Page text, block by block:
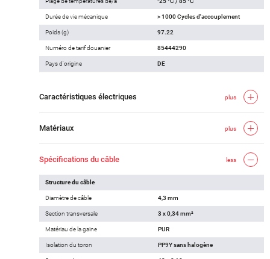
Durée de vie mécanique > 1000 Cycles d'accouplement
Poids (g) 97.22
Numéro de tarif douanier 85444290
Pays d'origine DE
Caractéristiques électriques plus
Matériaux plus
Spécifications du câble less
Structure du câble
Diamètre de câble 4,3 mm
Section transversale 3 x 0,34 mm²
Matériau de la gaine PUR
Isolation du toron PP9Y sans halogène